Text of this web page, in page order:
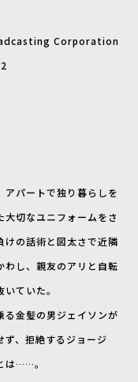
Corporation
パートで独り暮らしを
大切なユニフォームをさ
けの話術と図太さで近隣
わし、親友のアリと自転
ていた。
る金髪の男ジェイソンが
ず、拒絶するジョージ
は……。